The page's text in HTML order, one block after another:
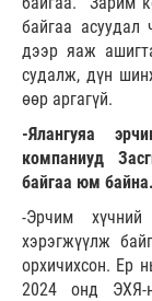
байгаа
дээр яаж
судалж, дүн
өөр аргагүй.
-Ялангуяа
компаниуд
байгаа юм
-Эрчим
хэрэгжүүлж
орхичихсон. Ер
2024 онд ЭХЯ-